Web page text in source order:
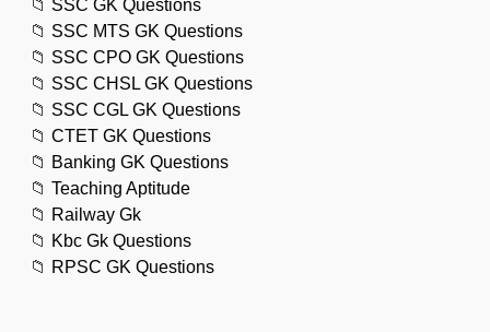
📁 SSC GK Questions
📁 SSC MTS GK Questions
📁 SSC CPO GK Questions
📁 SSC CHSL GK Questions
📁 SSC CGL GK Questions
📁 CTET GK Questions
📁 Banking GK Questions
📁 Teaching Aptitude
📁 Railway Gk
📁 Kbc Gk Questions
📁 RPSC GK Questions